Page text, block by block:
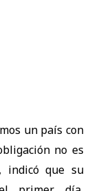
un país con
no es
indicó que su